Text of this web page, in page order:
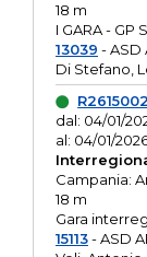
18 m
I GARA - GP
13039 - ASD
Di Stefano,
R2615002
dal: 04/01/
al: 04/01/
Campania:
18 m
Gara
15113- ASD